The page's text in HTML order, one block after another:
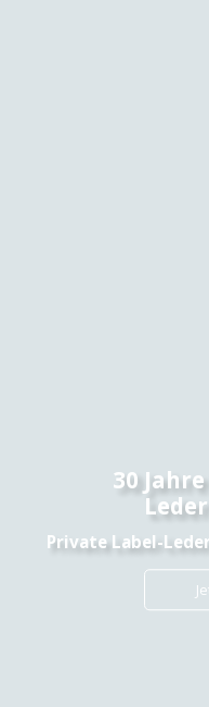
Qualität.
Wir sind
Lederjacken